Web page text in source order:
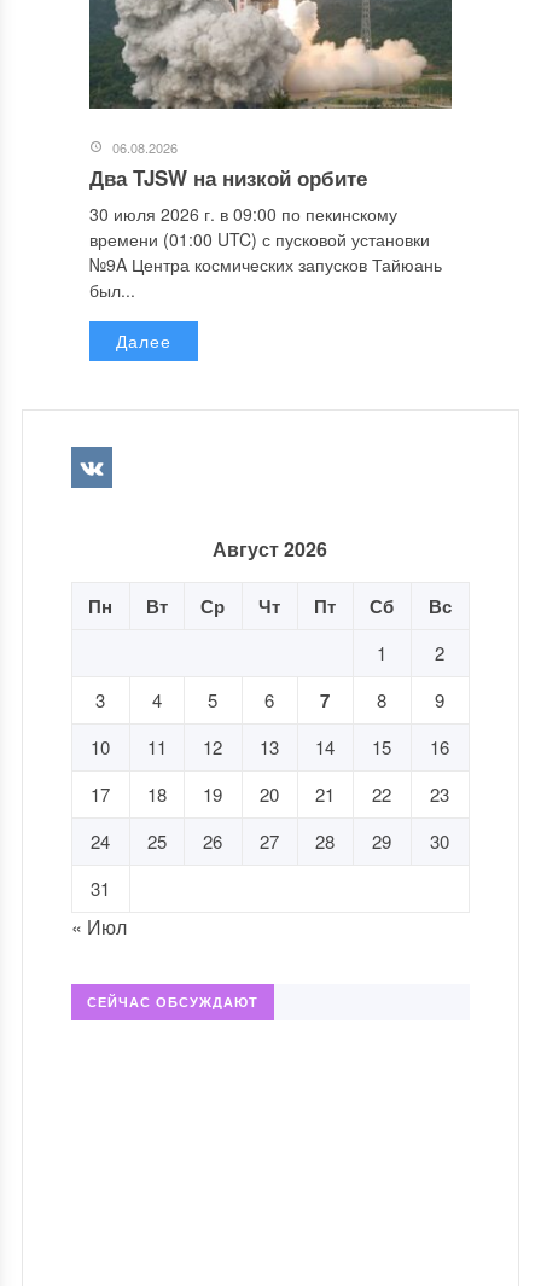
06.08.2026
Два TJSW на низкой орбите
30 июля 2026 г. в 09:00 по пекинскому
времени (01:00 UTC) с пусковой установки
№9A Центра космических запусков Тайюань
был...
Далее
Август 2026
Пн Вт Ср Чт Пт Сб Вс
1
2
3
4 5 6 7 8
9
10
11 12 13 14 15
16
17
18 19 20 21 22
23
24
25 26 27 28 29
30
31
« Июл
СЕЙЧАС ОБСУЖДАЮТ